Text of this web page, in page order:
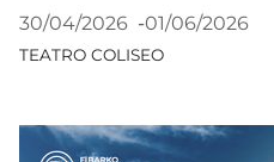
30/04/2026 -01/06/2026
TEATRO COLISEO